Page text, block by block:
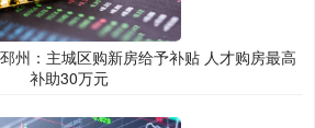
州：主城区购新房给予补贴 人才购房最高
补助30万元